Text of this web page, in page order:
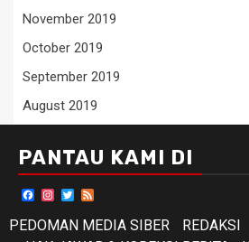
November 2019
October 2019
September 2019
August 2019
PANTAU KAMI DI
Facebook
Instagram
Twitter
PEDOMAN MEDIA SIBER
REDAKSI